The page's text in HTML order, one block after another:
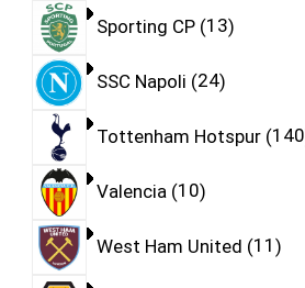
Sporting CP 13
SSC Napoli 24
Tottenham Hotspur 140
Valencia 10
West Ham United 11